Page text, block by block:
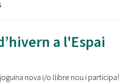
a l'Espai
nova i/o llibre nou i participa!